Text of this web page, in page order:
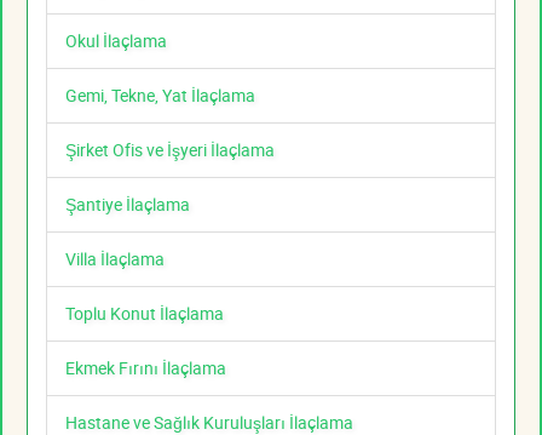
Okul İlaçlama
Gemi, Tekne, Yat İlaçlama
Şirket Ofis ve İşyeri İlaçlama
Şantiye İlaçlama
Villa İlaçlama
Toplu Konut İlaçlama
Ekmek Fırını İlaçlama
Hastane ve Sağlık Kuruluşları İlaçlama